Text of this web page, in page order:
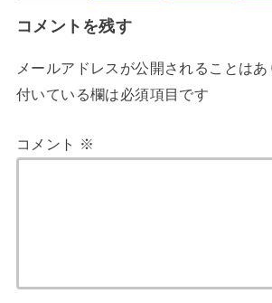
コメントを残す
メールアドレスが公開されることはあ
付いている欄は必須項目です
コメント ※